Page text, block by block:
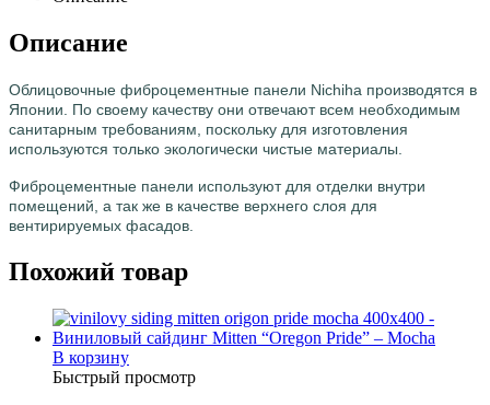
Описание
Облицовочные фиброцементные панели Nichiha производятся в
Японии. По своему качеству они отвечают всем необходимым
санитарным требованиям, поскольку для изготовления
используются только экологически чистые материалы.
Фиброцементные панели используют для отделки внутри
помещений, а так же в качестве верхнего слоя для
вентирируемых фасадов.
Похожий товар
В корзину
Быстрый просмотр